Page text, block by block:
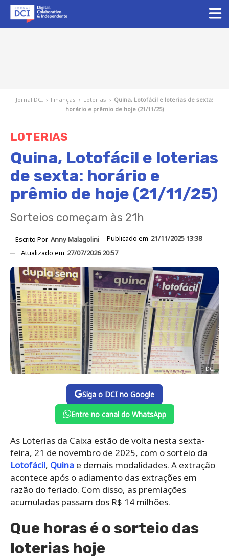
Jornal DCI › Finanças › Loterias › Quina, Lotofácil e loterias de sexta:
horário e prêmio de hoje (21/11/25)
LOTERIAS
Quina, Lotofácil e loterias
de sexta: horário e
prêmio de hoje (21/11/25)
Sorteios começam às 21h
Escrito Por Anny Malagolini Publicado em 21/11/2025 13:38
Atualizado em 27/07/2026 20:57
DCI
Siga o DCI no Google
Entre no canal do WhatsApp
As Loterias da Caixa estão de volta nesta sexta-
feira, 21 de novembro de 2025, com o sorteio da
Lotofácil, Quina e demais modalidades. A extração
acontece após o adiamento das extrações em
razão do feriado. Com disso, as premiações
acumuladas passam dos R$ 14 milhões.
Que horas é o sorteio das
loterias hoje